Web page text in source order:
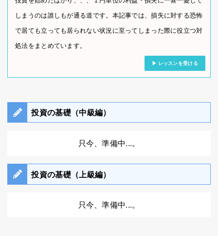
しまうのは誰しもが通る道です。本記事では、損失に対する恐怖
で居ても立っても居られない状況に至ってしまった際に役立つ対
処法をまとめています。
レッスンを受ける
投資の基礎（中級編）
只今、準備中...。
投資の基礎（上級編）
只今、準備中...。